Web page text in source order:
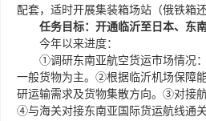
配套，适时开展集装箱场站（俄铁箱
任务目标： 开通临沂至日本、东
今年以来进度：
①调研东南亚航空货运市场情况
一般货物为主。②根据临沂机场保障
研运输需求及货物集散方向。③对接
④与海关对接东南亚国际货运航线通